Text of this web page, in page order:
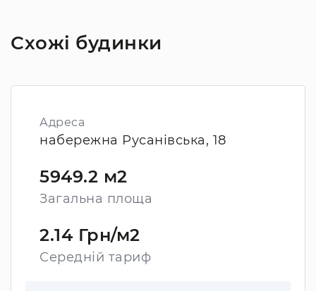
Схожі будинки
Адреса
набережна Русанівська, 18
5949.2 м2
Загальна площа
2.14 Грн/м2
Середній тариф